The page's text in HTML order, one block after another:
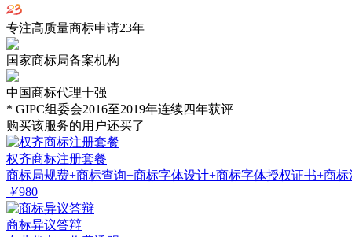
专注高质量商标申请23年
国家商标局备案机构
中国商标代理十强
* GIPC组委会2016至2019年连续四年获评
购买该服务的用户还买了
权齐商标注册套餐
商标局规费+商标查询+商标字体设计+商标字体授权证书+商标
￥980
商标异议答辩